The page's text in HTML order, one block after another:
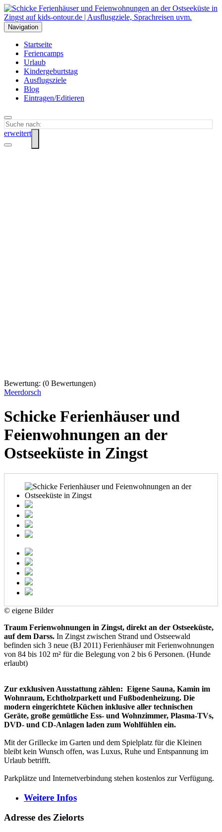
Navigation
Startseite
Feriencamps
Urlaub
Kindergeburtstag
Ausflugsziele
Blog
Eintragen/Editieren
erweitert
Bewertung: (0 Bewertungen)
Meerdorsch
Schicke Ferienhäuser und
Feienwohnungen an der
Ostseeküste in Zingst
© eigene Bilder
Traum Ferienwohnungen in Zingst, direkt an der Ostseeküste,
auf dem Darss. In Zingst zwischen Strand und Ostseewald
befinden sich 3 neue (BJ 2011) Ferienhäuser mit Ferienwohnungen
von 84 bis 102 m² für die Belegung von 2 bis 6 Personen. (Hunde
erlaubt)
Zur exklusiven Ausstattung zählen: Eigene Sauna, Kamin im
Wohnraum, Echtholzparkett und Fußbodenheizung. Die
modern eingerichtete Küchen inklusive aller technischen
Geräte, große gemütliche Ess- und Wohnzimmer, Plasma-TVs,
DVD- und CD-Anlagen laden zum Wohlfühlen ein.
Mit der Grillecke im Garten und dem Spielplatz für die Kleinen
bleibt kein Wunsch offen, was Luxus, Ruhe und Entspannung im
Urlaub betrifft.
Parkplätze und Internetverbindung stehen kostenlos zur Verfügung.
Weitere Infos
Adresse des Zielorts